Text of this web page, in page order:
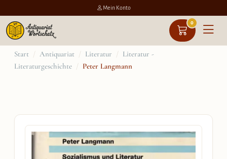
Mein Konto
0
Zum
Inhalt
Start / Antiquariat / Literatur / Literatur -
Literaturgeschichte / Peter Langmann